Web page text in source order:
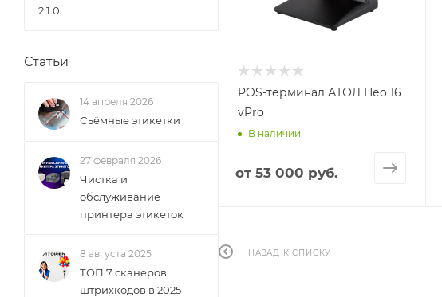
POS-терминал АТОЛ Нео 16
vPro
В наличии
от 53 000 руб.
НАЗАД К СПИСКУ
2.1.0
Статьи
14 апреля 2026
Съёмные этикетки
27 февраля 2026
Чистка и
обслуживание
принтера этикеток
8 августа 2025
ТОП 7 сканеров
штрихкодов в 2025